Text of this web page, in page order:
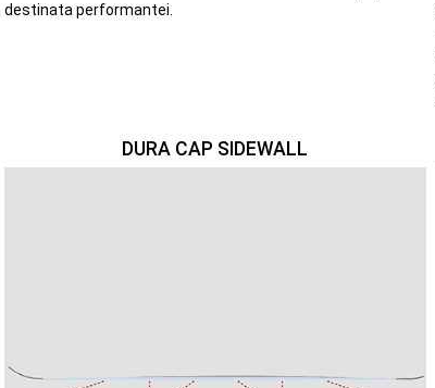
destinata performantei.
DURA CAP SIDEWALL